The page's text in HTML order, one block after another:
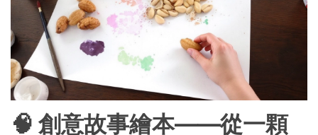
🧠 創意故事繪本——從一顆